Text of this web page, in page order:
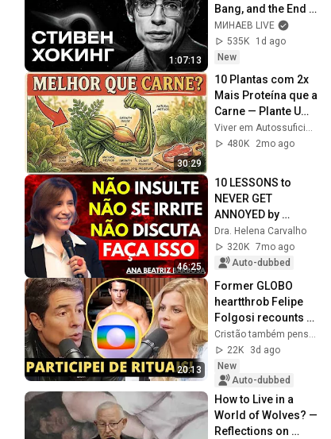
1:07:13
Bang, and the End
of the Universe /
Idol Stories /
MINAEV
МИНАЕВ LIVE
535K
1d ago
New
30:29
10 Plantas com 2x
Mais Proteína que a
Carne — Plante Uma
Vez e Coma por
Anos
Viver em Autossuficiência
480K
2mo ago
46:25
10 LESSONS to
NEVER GET
ANNOYED by
ANYONE AGAIN |
Ana Beatriz
Barbosa
Dra. Helena Carvalho
320K 7mo ago
Auto-dubbed
20:13
Former GLOBO
heartthrob Felipe
Folgosi recounts
his experience at
the network and
how he strayed ...
Cristão também pensa!
22K
3d ago
New
Auto-dubbed
How to Live in a
World of Wolves? —
Reflections on